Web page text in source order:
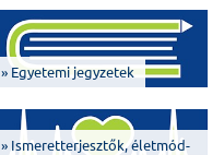
» Egyetemi jegyzetek
» Ismeretterjesztők, életmód-